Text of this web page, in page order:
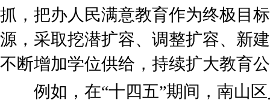
抓，把办人民满意教育作为终极目
源，采取挖潜扩容、调整扩容、新
不断增加学位供给，持续扩大教育
例如，在“十四五”期间，南山区